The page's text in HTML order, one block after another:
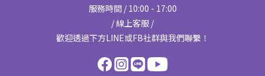
服務時間 / 10:00 - 17:00
/ 線上客服 /
歡迎透過下方LINE或FB社群與我們聯繫！